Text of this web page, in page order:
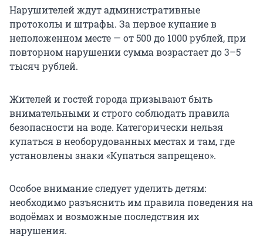
Нарушителей ждут административные
протоколы и штрафы. За первое купание в
неположенном месте — от 500 до 1000 рублей, при
повторном нарушении сумма возрастает до 3–5
тысяч рублей.
Жителей и гостей города призывают быть
внимательными и строго соблюдать правила
безопасности на воде. Категорически нельзя
купаться в необорудованных местах и там, где
установлены знаки «Купаться запрещено».
Особое внимание следует уделить детям:
необходимо разъяснить им правила поведения на
водоёмах и возможные последствия их
нарушения.